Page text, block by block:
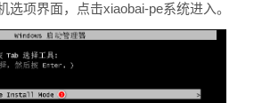
选项界面，点击xiaobai-pe系统进入。